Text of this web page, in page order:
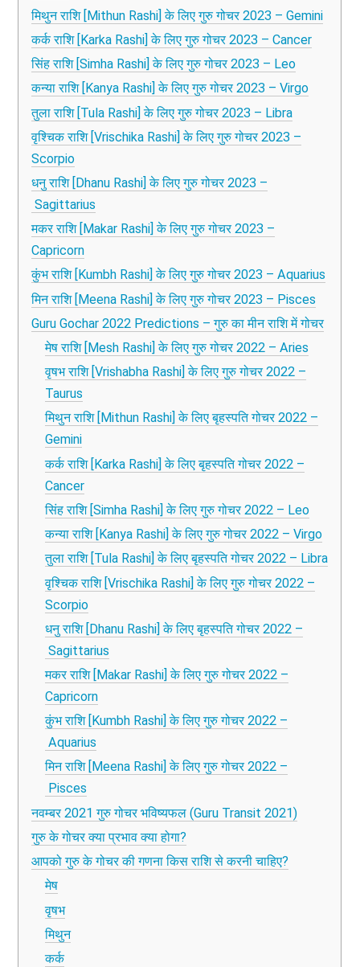
मिथुन राशि [Mithun Rashi] के लिए गुरु गोचर 2023 – Gemini
कर्क राशि [Karka Rashi] के लिए गुरु गोचर 2023 – Cancer
सिंह राशि [Simha Rashi] के लिए गुरु गोचर 2023 – Leo
कन्या राशि [Kanya Rashi] के लिए गुरु गोचर 2023 – Virgo
तुला राशि [Tula Rashi] के लिए गुरु गोचर 2023 – Libra
वृश्चिक राशि [Vrischika Rashi] के लिए गुरु गोचर 2023 –
Scorpio
धनु राशि [Dhanu Rashi] के लिए गुरु गोचर 2023 –
Sagittarius
मकर राशि [Makar Rashi] के लिए गुरु गोचर 2023 –
Capricorn
कुंभ राशि [Kumbh Rashi] के लिए गुरु गोचर 2023 – Aquarius
मिन राशि [Meena Rashi] के लिए गुरु गोचर 2023 – Pisces
Guru Gochar 2022 Predictions – गुरु का मीन राशि में गोचर
मेष राशि [Mesh Rashi] के लिए गुरु गोचर 2022 – Aries
वृषभ राशि [Vrishabha Rashi] के लिए गुरु गोचर 2022 –
Taurus
मिथुन राशि [Mithun Rashi] के लिए बृहस्पति गोचर 2022 –
Gemini
कर्क राशि [Karka Rashi] के लिए बृहस्पति गोचर 2022 –
Cancer
सिंह राशि [Simha Rashi] के लिए गुरु गोचर 2022 – Leo
कन्या राशि [Kanya Rashi] के लिए गुरु गोचर 2022 – Virgo
तुला राशि [Tula Rashi] के लिए बृहस्पति गोचर 2022 – Libra
वृश्चिक राशि [Vrischika Rashi] के लिए गुरु गोचर 2022 –
Scorpio
धनु राशि [Dhanu Rashi] के लिए बृहस्पति गोचर 2022 –
Sagittarius
मकर राशि [Makar Rashi] के लिए गुरु गोचर 2022 –
Capricorn
कुंभ राशि [Kumbh Rashi] के लिए गुरु गोचर 2022 –
Aquarius
मिन राशि [Meena Rashi] के लिए गुरु गोचर 2022 –
Pisces
नवम्बर 2021 गुरु गोचर भविष्यफल (Guru Transit 2021)
गुरु के गोचर क्या प्रभाव क्या होगा?
आपको गुरु के गोचर की गणना किस राशि से करनी चाहिए?
मेष
वृषभ
मिथुन
कर्क